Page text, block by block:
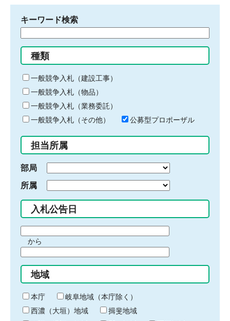
キーワード検索
る
キ
ー
ワ
ー
ド
入
力
種類
一般競争入札（建設工事）
一般競争入札（物品）
一般競争入札（業務委託）
一般競争入札（その他）
公募型プロポーザル
担当所属
部局
所属
入札公告日
間
始
り
から
間
終
わ
り
地域
本庁
岐阜地域（本庁除く）
西濃（大垣）地域
揖斐地域